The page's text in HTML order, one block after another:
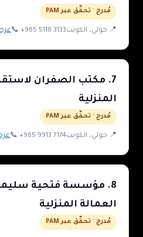
مُدرج · تحقّق عبر PAM
📍 حولي، الكويت 📞 +965 5118 3133
7
. مكتب الصفران
المنزلية
مُدرج · تحقّق عبر PAM
📍 حولي، الكويت 📞 +965 9913 7174
8
. مؤسسة فتحية
العمالة المنزلية
مُدرج · تحقّق عبر PAM